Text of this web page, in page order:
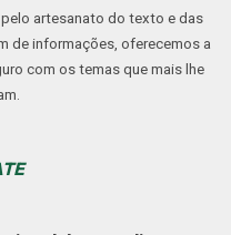
artesanato do texto e das
de informações, oferecemos a
com os temas que mais lhe